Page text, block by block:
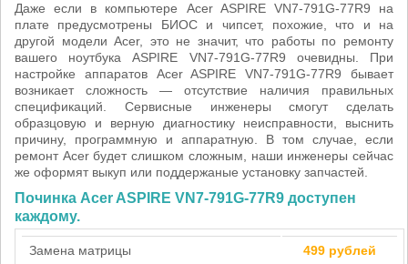
Даже если в компьютере Acer ASPIRE VN7-791G-77R9 на
плате предусмотрены БИОС и чипсет, похожие, что и на
другой модели Acer, это не значит, что работы по ремонту
вашего ноутбука ASPIRE VN7-791G-77R9 очевидны. При
настройке аппаратов Acer ASPIRE VN7-791G-77R9 бывает
возникает сложность — отсутствие наличия правильных
спецификаций. Сервисные инженеры смогут сделать
образцовую и верную диагностику неисправности, выснить
причину, программную и аппаратную. В том случае, если
ремонт Acer будет слишком сложным, наши инженеры сейчас
же оформят выкуп или поддержаные установку запчастей.
Починка Acer ASPIRE VN7-791G-77R9 доступен
каждому.
Замена матрицы 499 рублей